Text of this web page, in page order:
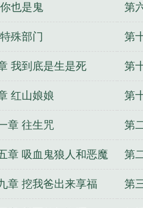
主角杨逸秦玉莲腰不好领
张国亮我的曹贼人生笔趣阁
也是鬼 第
殊部门 第
我到底是生是死 第
红山娘娘 第
章 往生咒 第
章 吸血鬼狼人和恶魔 第
章 挖我爸出来享福 第